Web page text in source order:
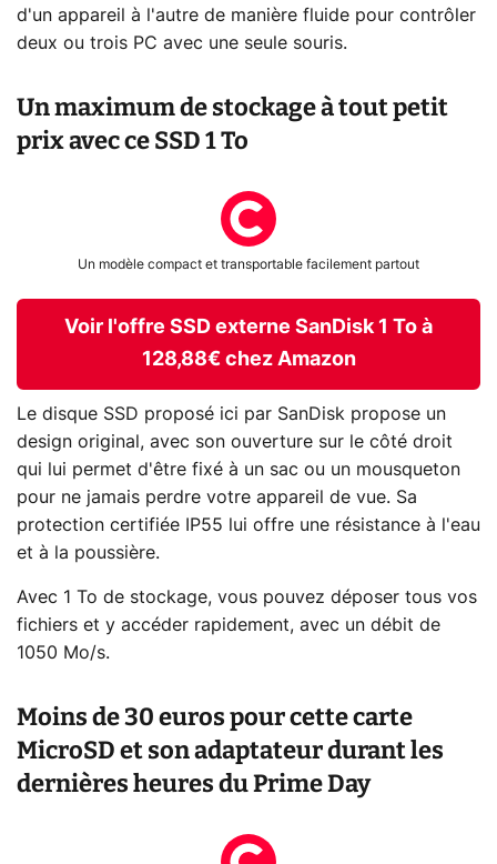
d'un appareil à l'autre de manière fluide pour contrôler
deux ou trois PC avec une seule souris.
Un maximum de stockage à tout petit
prix avec ce SSD 1 To
Un modèle compact et transportable facilement partout
Voir l'offre SSD externe SanDisk 1 To à
128,88€ chez Amazon
Le disque SSD proposé ici par SanDisk propose un
design original, avec son ouverture sur le côté droit
qui lui permet d'être fixé à un sac ou un mousqueton
pour ne jamais perdre votre appareil de vue. Sa
protection certifiée IP55 lui offre une résistance à l'eau
et à la poussière.
Avec 1 To de stockage, vous pouvez déposer tous vos
fichiers et y accéder rapidement, avec un débit de
1050 Mo/s.
Moins de 30 euros pour cette carte
MicroSD et son adaptateur durant les
dernières heures du Prime Day